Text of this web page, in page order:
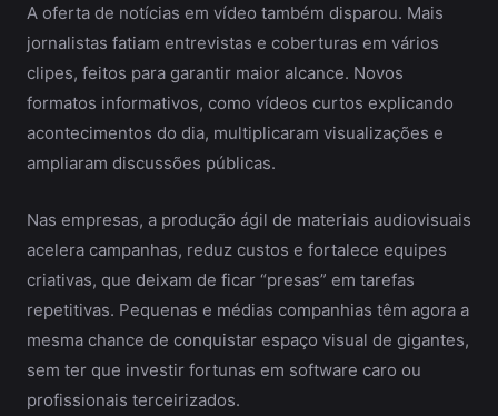
A oferta de notícias em vídeo também disparou. Mais
jornalistas fatiam entrevistas e coberturas em vários
clipes, feitos para garantir maior alcance. Novos
formatos informativos, como vídeos curtos explicando
acontecimentos do dia, multiplicaram visualizações e
ampliaram discussões públicas.
Nas empresas, a produção ágil de materiais audiovisuais
acelera campanhas, reduz custos e fortalece equipes
criativas, que deixam de ficar “presas” em tarefas
repetitivas. Pequenas e médias companhias têm agora a
mesma chance de conquistar espaço visual de gigantes,
sem ter que investir fortunas em software caro ou
profissionais terceirizados.